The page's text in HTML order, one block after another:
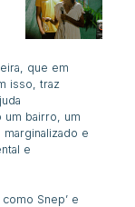
que em
isso, traz
um bairro, um
e
e
Snep’ e